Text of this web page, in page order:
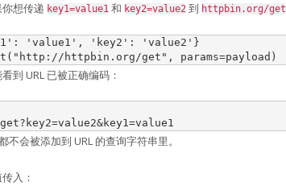
想传递 key1=value1 和 key2=value2 到 httpbin.org/get
: 'value1' , 'key2' : 'value2' }
( "http://httpbin.org/get" , params=payload )
到 URL 已被正确编码：
不会被添加到 URL 的查询字符串里。
入：